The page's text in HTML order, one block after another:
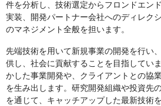
件を分析し、技術選定からフロンドエン
実装、開発パートナー会社へのディレク
のマネジメント全般を担います。
先端技術を用いて新規事業の開発を行い
供し、社会に貢献することを目指してい
かした事業開発や、クライアントとの協
を生み出します。研究開発組織や投資先
を通じて、キャッチアップした最新技術